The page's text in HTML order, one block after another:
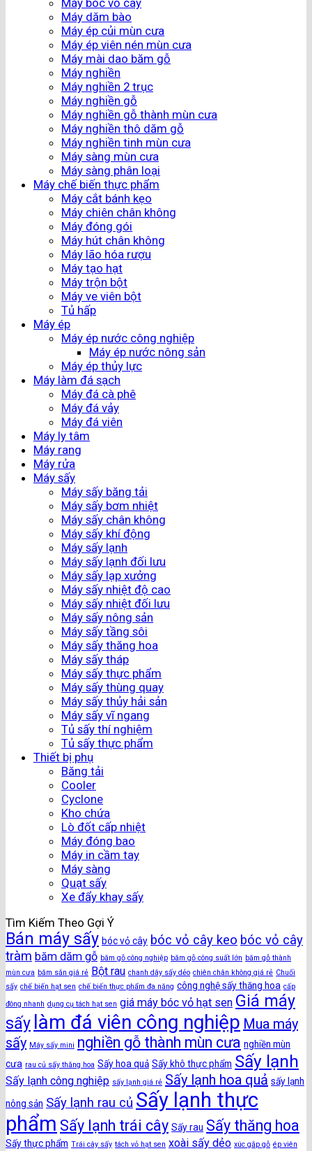
Máy bóc vỏ cây
Máy dăm bào
Máy ép củi mùn cưa
Máy ép viên nén mùn cưa
Máy mài dao băm gỗ
Máy nghiền
Máy nghiền 2 trục
Máy nghiền gỗ
Máy nghiền gỗ thành mùn cưa
Máy nghiền thô dăm gỗ
Máy nghiền tinh mùn cưa
Máy sàng mùn cưa
Máy sàng phân loại
Máy chế biến thực phẩm
Máy cắt bánh kẹo
Máy chiên chân không
Máy đóng gói
Máy hút chân không
Máy lão hóa rượu
Máy tạo hạt
Máy trộn bột
Máy ve viên bột
Tủ hấp
Máy ép
Máy ép nước công nghiệp
Máy ép nước nông sản
Máy ép thủy lực
Máy làm đá sạch
Máy đá cà phê
Máy đá vảy
Máy đá viên
Máy ly tâm
Máy rang
Máy rửa
Máy sấy
Máy sấy băng tải
Máy sấy bơm nhiệt
Máy sấy chân không
Máy sấy khí động
Máy sấy lạnh
Máy sấy lạnh đối lưu
Máy sấy lạp xưởng
Máy sấy nhiệt độ cao
Máy sấy nhiệt đối lưu
Máy sấy nông sản
Máy sấy tầng sôi
Máy sấy thăng hoa
Máy sấy tháp
Máy sấy thực phẩm
Máy sấy thùng quay
Máy sấy thủy hải sản
Máy sấy vĩ ngang
Tủ sấy thí nghiệm
Tủ sấy thực phẩm
Thiết bị phụ
Băng tải
Cooler
Cyclone
Kho chứa
Lò đốt cấp nhiệt
Máy đóng bao
Máy in cầm tay
Máy sàng
Quạt sấy
Xe đẩy khay sấy
Tìm Kiếm Theo Gợi Ý
Bán máy sấy bóc vỏ cây bóc vỏ cây keo bóc vỏ cây
tràm băm dăm gỗ băm gỗ công nghiệp băm gỗ công suất lớn băm gỗ thành
mùn cưa băm sắn giá rẻ Bột rau chanh dây sấy dẻo chiên chân không giá rẻ Chuối
sấy chế biến hạt sen chế biến thực phẩm đa năng công nghệ sấy thăng hoa cấp
đông nhanh dụng cụ tách hạt sen giá máy bóc vỏ hạt sen Giá máy
sấy làm đá viên công nghiệp Mua máy
sấy Máy sấy mini nghiền gỗ thành mùn cưa nghiền mùn
cưa rau củ sấy thăng hoa Sấy hoa quả Sấy khô thực phẩm Sấy lạnh
Sấy lạnh công nghiệp sấy lạnh giá rẻ Sấy lạnh hoa quả sấy lạnh
nông sản Sấy lạnh rau củ Sấy lạnh thực
phẩm Sấy lạnh trái cây Sấy rau Sấy thăng hoa
Sấy thực phẩm Trái cây sấy tách vỏ hạt sen xoài sấy dẻo xúc gắp gỗ ép viên